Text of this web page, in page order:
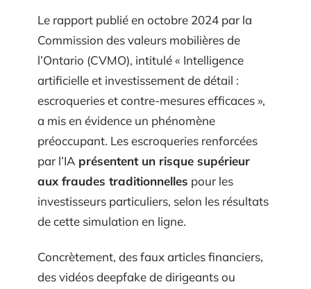
Le rapport publié en octobre 2024 par la
Commission des valeurs mobilières de
l’Ontario (CVMO), intitulé « Intelligence
artificielle et investissement de détail :
escroqueries et contre-mesures efficaces »,
a mis en évidence un phénomène
préoccupant. Les escroqueries renforcées
par l’IA présentent un risque supérieur
aux fraudes traditionnelles pour les
investisseurs particuliers, selon les résultats
de cette simulation en ligne.
Concrètement, des faux articles financiers,
des vidéos deepfake de dirigeants ou